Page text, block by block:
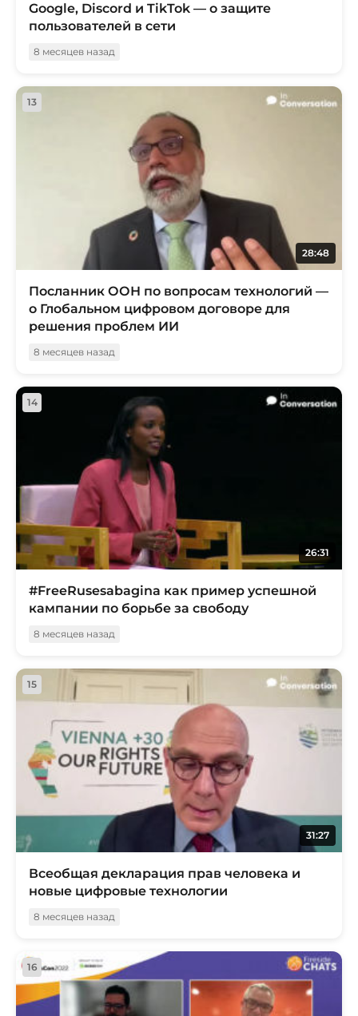
Google, Discord и TikTok — о защите
пользователей в сети
8 месяцев назад
13
28:48
Посланник ООН по вопросам технологий —
о Глобальном цифровом договоре для
решения проблем ИИ
8 месяцев назад
14
26:31
#FreeRusesabagina как пример успешной
кампании по борьбе за свободу
8 месяцев назад
15
31:27
Всеобщая декларация прав человека и
новые цифровые технологии
8 месяцев назад
16